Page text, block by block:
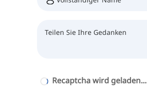
Recaptcha wird geladen...